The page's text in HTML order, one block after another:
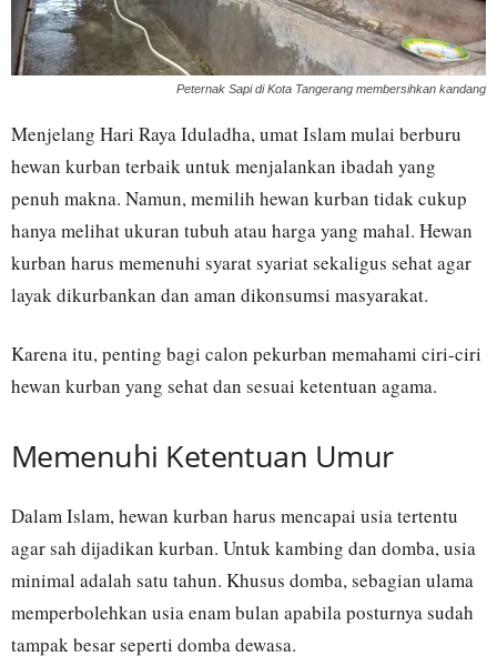
Peternak Sapi di Kota Tangerang membersihkan kandang
Menjelang Hari Raya Iduladha, umat Islam mulai berburu
hewan kurban terbaik untuk menjalankan ibadah yang
penuh makna. Namun, memilih hewan kurban tidak cukup
hanya melihat ukuran tubuh atau harga yang mahal. Hewan
kurban harus memenuhi syarat syariat sekaligus sehat agar
layak dikurbankan dan aman dikonsumsi masyarakat.
Karena itu, penting bagi calon pekurban memahami ciri-ciri
hewan kurban yang sehat dan sesuai ketentuan agama.
Memenuhi Ketentuan Umur
Dalam Islam, hewan kurban harus mencapai usia tertentu
agar sah dijadikan kurban. Untuk kambing dan domba, usia
minimal adalah satu tahun. Khusus domba, sebagian ulama
memperbolehkan usia enam bulan apabila posturnya sudah
tampak besar seperti domba dewasa.